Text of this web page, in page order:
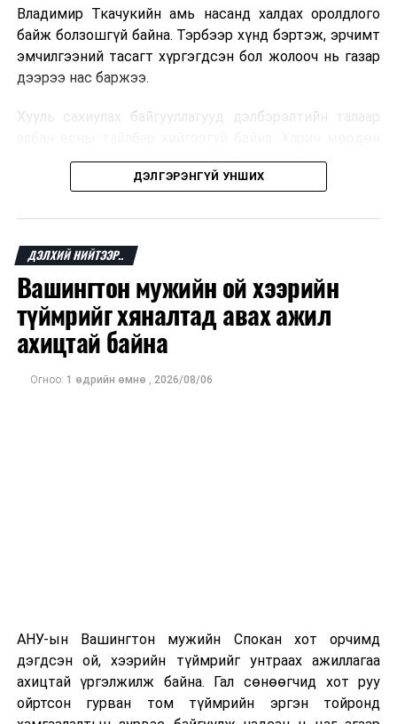
Владимир Ткачукийн амь насанд халдах оролдлого
байж болзошгүй байна. Тэрбээр хүнд бэртэж, эрчимт
эмчилгээний тасагт хүргэгдсэн бол жолооч нь газар
дээрээ нас баржээ.
Хууль сахиулах байгууллагууд дэлбэрэлтийн талаар
шалгах байгууллага олон нийтэд аюултай аргаар
хүний амь насанд халдахыг завдсан гэх үндэслэлээр
мэдээлжээ.
“Уралдронзавод” компани 2023 онд Екатеринбург
хотод байгуулагдсан бөгөөд нисгэгчгүй нисэх
төхөөрөмж үйлдвэрлэдэг аж. Тус компанийн 2025
оны орлого 6.2 тэрбум рубль, цэвэр ашиг нь 1.9
тэрбум рубльд хүрсэн гэж РБК мэдээлсэн байна.
Одоогоор дэлбэрэлтийн шалтгаан, хэрэгт холбоотой
ДЭЛГЭРЭНГҮЙ УНШИХ
ДЭЛХИЙ НИЙТЭЭР..
Вашингтон мужийн ой хээрийн
түймрийг хяналтад авах ажил
ахицтай байна
Огноо: 1 өдрийн өмнө , 2026/08/06
АНУ-ын Вашингтон мужийн Спокан хот орчимд
дэгдсэн ой, хээрийн түймрийг унтраах ажиллагаа
ахицтай үргэлжилж байна. Гал сөнөөгчид хот руу
ойртсон гурван том түймрийн эргэн тойронд